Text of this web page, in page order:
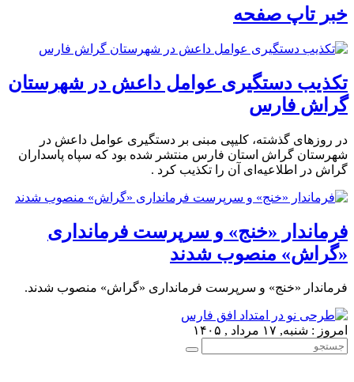
خبر تاپ صفحه
تکذیب دستگیری عوامل داعش در شهرستان
گراش فارس
در روزهای گذشته، کلیپی مبنی بر دستگیری عوامل داعش در
شهرستان گراش استان فارس منتشر شده بود که سپاه پاسداران
گراش در اطلاعیه‌ای آن را تکذیب کرد .
فرماندار «خنج» و سرپرست فرمانداری
«گراش» منصوب شدند
فرماندار «خنج» و سرپرست فرمانداری «گراش» منصوب شدند.
امروز : شنبه, ۱۷ مرداد , ۱۴۰۵